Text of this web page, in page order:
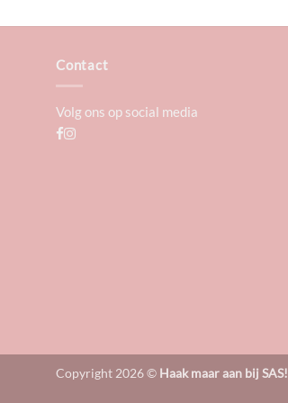
Contact
Volg ons op social media
Copyright 2026 © Haak maar aan bij SAS!